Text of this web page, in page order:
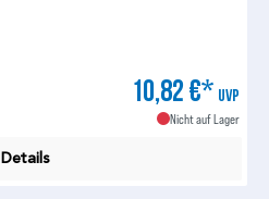
10,82 €* UVP
Nicht auf Lager
Details